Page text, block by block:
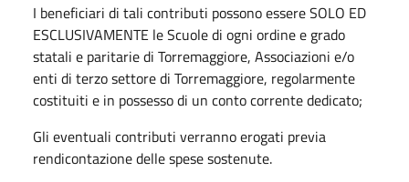
I beneficiari di tali contributi possono essere SOLO ED
ESCLUSIVAMENTE le Scuole di ogni ordine e grado
statali e paritarie di Torremaggiore, Associazioni e/o
enti di terzo settore di Torremaggiore, regolarmente
costituiti e in possesso di un conto corrente dedicato;
Gli eventuali contributi verranno erogati previa
rendicontazione delle spese sostenute.